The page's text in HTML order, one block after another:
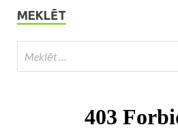
MEKLĒT